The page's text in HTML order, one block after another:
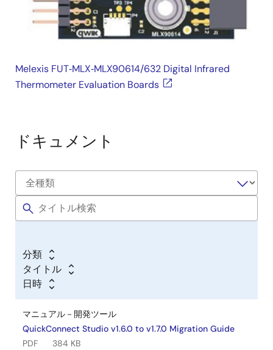
Melexis FUT‑MLX‑MLX90614/632 Digital Infrared
Thermometer Evaluation Boards
ドキュメント
分類
タイトル
日時
マニュアル－開発ツール
QuickConnect Studio v1.6.0 to v1.7.0 Migration Guide
PDF
384 KB